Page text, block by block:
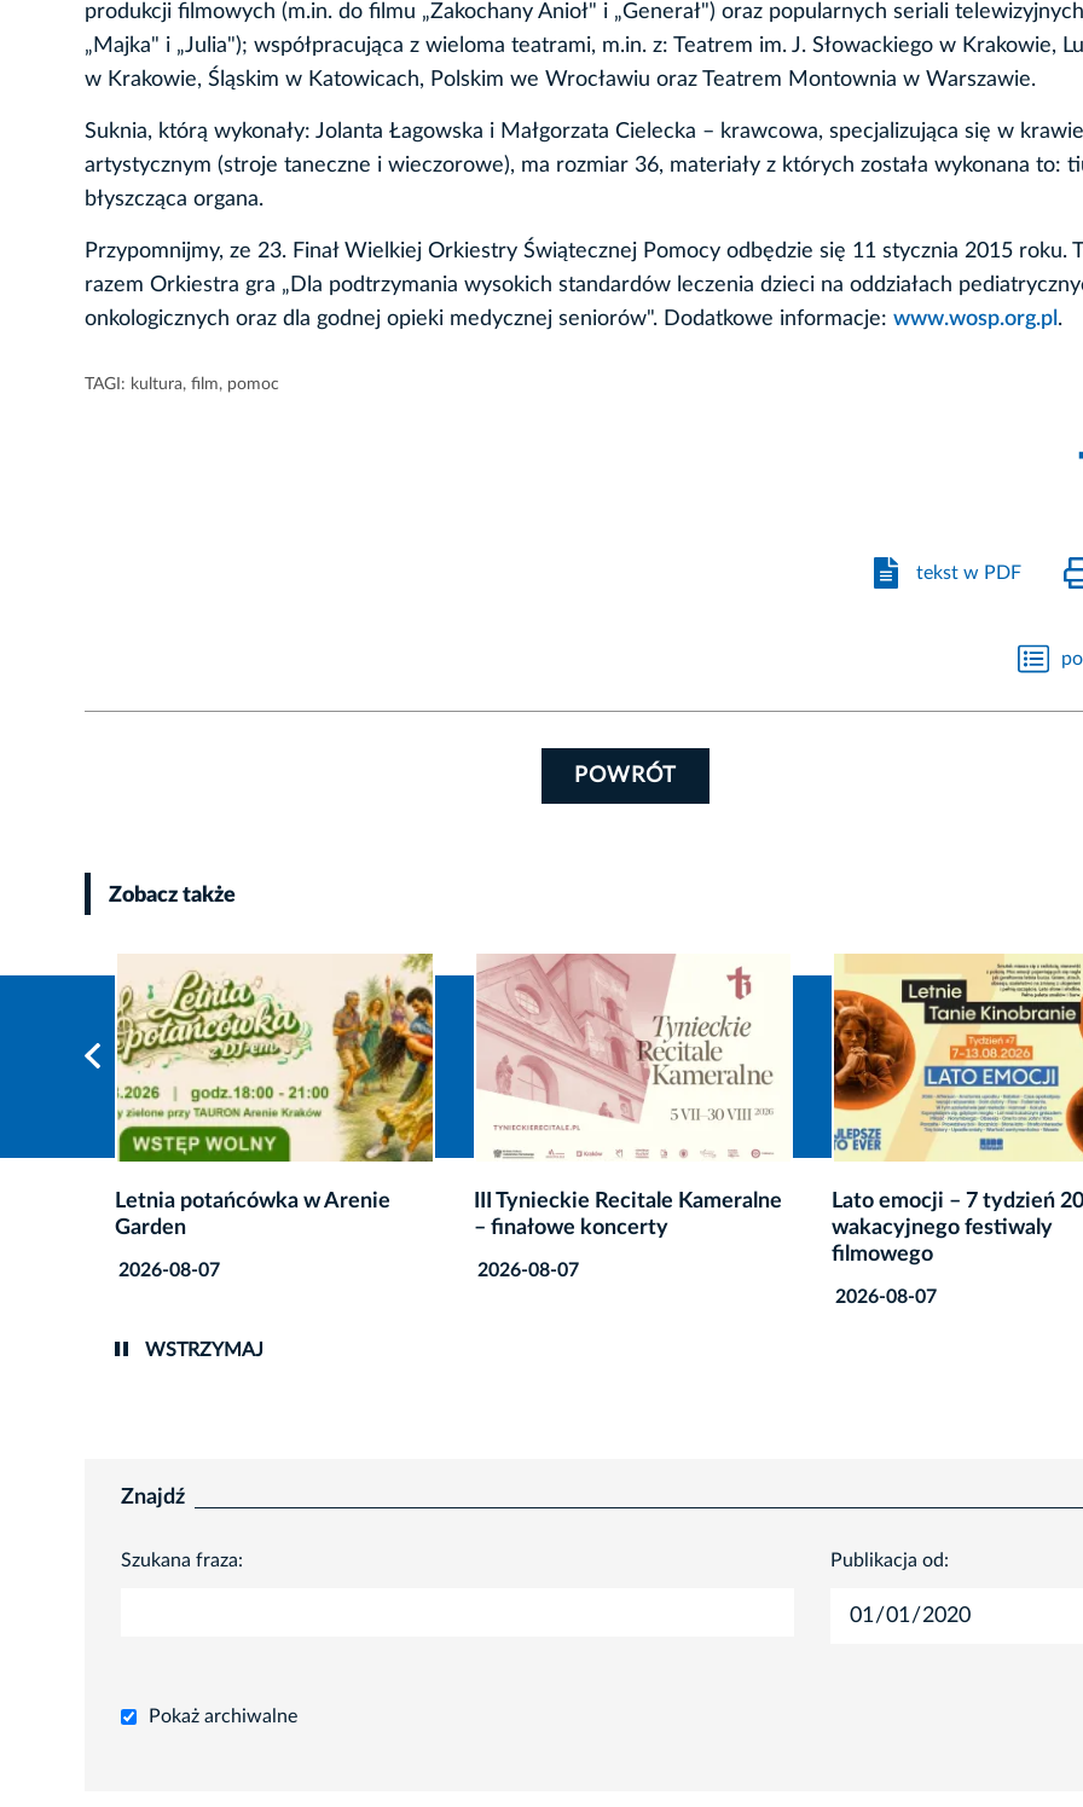
produkcji filmowych (m.in. do filmu „Zakochany Anioł" i „Generał") oraz popularnych seriali
„Majka" i „Julia"); współpracująca z wieloma teatrami, m.in. z: Teatrem im. J. Słowackiego w Krakowie,
w Krakowie, Śląskim w Katowicach, Polskim we Wrocławiu oraz Teatrem Montownia w Warszawie.
Suknia, którą wykonały: Jolanta Łagowska i Małgorzata Cielecka – krawcowa, specjalizująca się w
artystycznym (stroje taneczne i wieczorowe), ma rozmiar 36, materiały z których została wykonana to:
błyszcząca organa.
Przypomnijmy, ze 23. Finał Wielkiej Orkiestry Świątecznej Pomocy odbędzie się 11 stycznia 2015 roku.
razem Orkiestra gra „Dla podtrzymania wysokich standardów leczenia dzieci na oddziałach
onkologicznych oraz dla godnej opieki medycznej seniorów". Dodatkowe informacje: www.wosp.org.pl .
TAGI: kultura, film, pomoc
tekst w PDF
POWRÓT
Zobacz także
III Tynieckie Recitale Kameralne
– finałowe koncerty
2026-08-07
Lato emocji – 7 tydzień 20.
wakacyjnego festiwaly
SILENCE Music Festival
do Krakowa
2026-08-07
WSTRZYMAJ
Znajdź
Szukana fraza: Publikacja od:
Pokaż archiwalne